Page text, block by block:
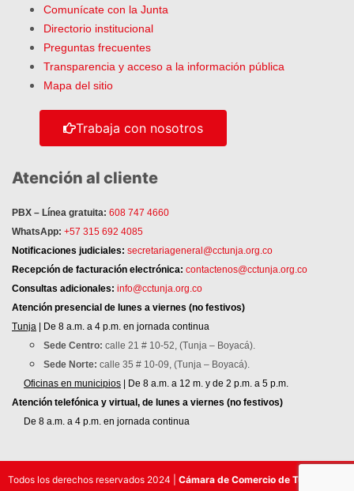
Comunícate con la Junta
Directorio institucional
Preguntas frecuentes
Transparencia y acceso a la información pública
Mapa del sitio
Trabaja con nosotros
Atención al cliente
PBX – Línea gratuita: 608 747 4660
WhatsApp: +57 315 692 4085
Notificaciones judiciales: secretariageneral@cctunja.org.co
Recepción de facturación electrónica: contactenos@cctunja.org.co
Consultas adicionales: info@cctunja.org.co
Atención presencial de lunes a viernes (no festivos)
Tunja | De 8 a.m. a 4 p.m. en jornada continua
Sede Centro: calle 21 # 10-52, (Tunja – Boyacá).
Sede Norte: calle 35 # 10-09, (Tunja – Boyacá).
Oficinas en municipios | De 8 a.m. a 12 m. y de 2 p.m. a 5 p.m.
Atención telefónica y virtual, de lunes a viernes (no festivos)
De 8 a.m. a 4 p.m. en jornada continua
Todos los derechos reservados 2024 | Cámara de Comercio de Tunja